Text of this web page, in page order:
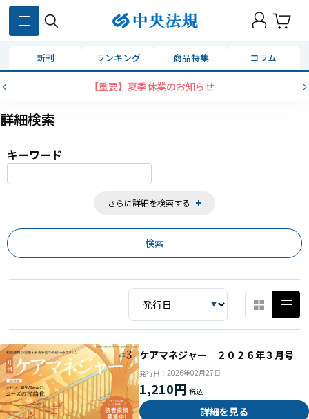
新刊 ランキング 商品特集 コラム
コンビニ決済に「セブンイレブン」を追加いたしました
詳細検索
キーワード
さらに詳細を検索する
859
ケアマネジャー ２０２６年３月号
発行日： 2026年02月27日
1,210円
詳細を見る